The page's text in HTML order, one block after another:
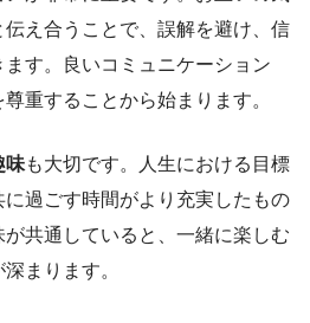
え合うことで、誤解を避け、信
す。良いコミュニケーション
重することから始まります。
味も大切です。人生における目標
過ごす時間がより充実したもの
共通していると、一緒に楽しむ
まります。